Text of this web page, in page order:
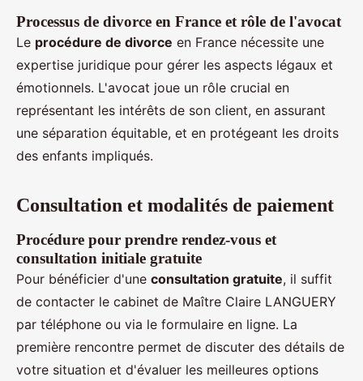
Processus de divorce en France et rôle de l'avocat
Le procédure de divorce en France nécessite une
expertise juridique pour gérer les aspects légaux et
émotionnels. L'avocat joue un rôle crucial en
représentant les intérêts de son client, en assurant
une séparation équitable, et en protégeant les droits
des enfants impliqués.
Consultation et modalités de paiement
Procédure pour prendre rendez-vous et
consultation initiale gratuite
Pour bénéficier d'une consultation gratuite, il suffit
de contacter le cabinet de Maître Claire LANGUERY
par téléphone ou via le formulaire en ligne. La
première rencontre permet de discuter des détails de
votre situation et d'évaluer les meilleures options